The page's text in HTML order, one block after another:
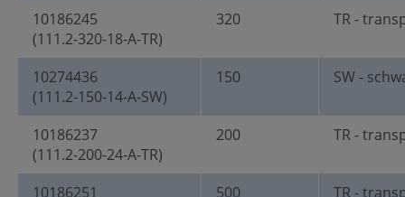
10186245
(111.2-320-18-A-TR)
320 TR -
10274436
(111.2-150-14-A-SW)
150 SW -
10186237
(111.2-200-24-A-TR)
200 TR -
10186251
500 TR -